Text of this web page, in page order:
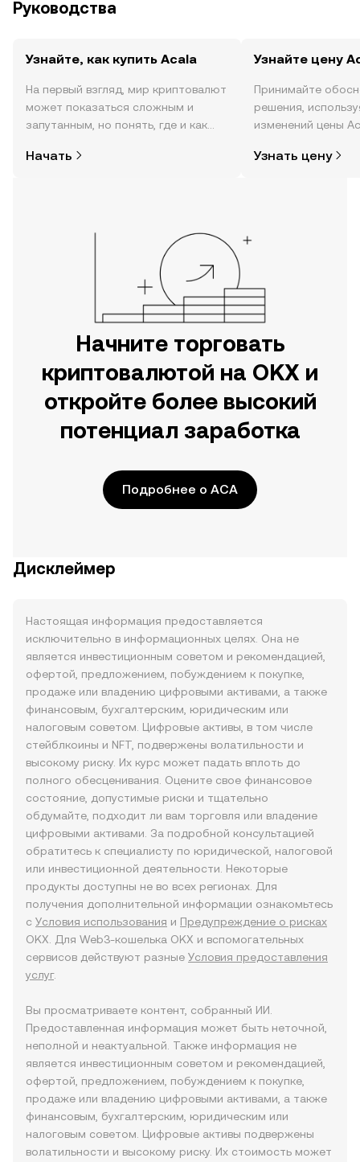
Руководства
Узнайте, как купить Acala
На первый взгляд, мир криптовалют
может показаться сложным и
запутанным, но понять, где и как
так сложно. Начните исследовать
Начать
Узнайте цену
Принимайте
решения,
изменений цены
сообществе,
Узнать цену
Начните торговать
криптовалютой на OKX и
откройте более высокий
потенциал заработка
Подробнее о ACA
Дисклеймер
Настоящая информация предоставляется
исключительно в информационных целях. Она не
является инвестиционным советом и рекомендацией,
офертой, предложением, побуждением к покупке,
продаже или владению цифровыми активами, а также
финансовым, бухгалтерским, юридическим или
налоговым советом. Цифровые активы, в том числе
стейблкоины и NFT, подвержены волатильности и
высокому риску. Их курс может падать вплоть до
полного обесценивания. Оцените свое финансовое
состояние, допустимые риски и тщательно
обдумайте, подходит ли вам торговля или владение
цифровыми активами. За подробной консультацией
обратитесь к специалисту по юридической, налоговой
или инвестиционной деятельности. Некоторые
продукты доступны не во всех регионах. Для
получения дополнительной информации ознакомьтесь
с Условия использования и Предупреждение о рисках
OKX. Для Web3-кошелька OKX и вспомогательных
сервисов действуют разные Условия предоставления
услуг.
Вы просматриваете контент, собранный ИИ.
Предоставленная информация может быть неточной,
неполной и неактуальной. Также информация не
является инвестиционным советом и рекомендацией,
офертой, предложением, побуждением к покупке,
продаже или владению цифровыми активами, а также
финансовым, бухгалтерским, юридическим или
налоговым советом. Цифровые активы подвержены
волатильности и высокому риску. Их стоимость может